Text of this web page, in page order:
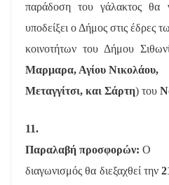
παράδοση του γάλακτος θα
υποδείξει ο Δήμος στις έδρες
κοινοτήτων του Δήμου
Μαρμαρα, Αγίου Νικολάου,
Μεταγγίτσι, και Σάρτη) του
11.
Παραλαβή προσφορών: Ο
διαγωνισμός θα διεξαχθεί την